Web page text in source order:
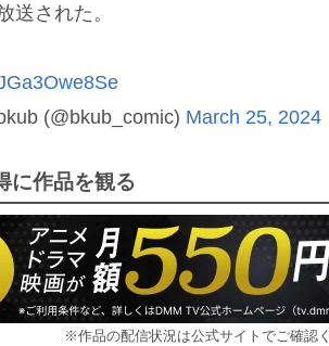
送された。
(@bkub_comic) March 25, 2024
に作品を観る
※作品の配信状況は公式サイトでご確認く